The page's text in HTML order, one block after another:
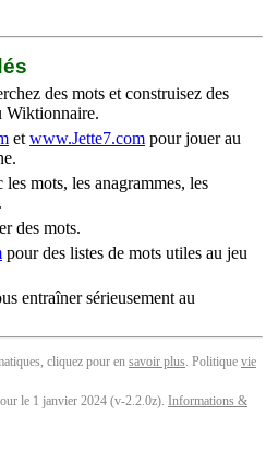
des mots et construisez des
Wiktionnaire.
et www.Jette7.com pour jouer au
mots, les anagrammes, les
des mots.
pour des listes de mots utiles au jeu
entraîner sérieusement au
cliquez pour en savoir plus. Politique vie
le 1 janvier 2024 (v-2.2.0z). Informations &